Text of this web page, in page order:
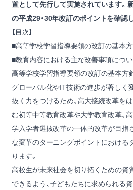
置として先行して実施されています。
の平成29・30年改訂のポイントを確認
【目次】
■高等学校学習指導要領の改訂の基本
■教育内容における主な改善事項につ
高等学校学習指導要領の改訂の基本方
グローバル化やIT技術の進歩が著しく
抜く力をつけるため、高大接続改革を
む初等中等教育改革や大学教育改革、
学入学者選抜改革の一体的改革が目指
な変革のターニングポイントにおける
ります。
高校生が未来社会を切り拓くための資
できるよう、子どもたちに求められる